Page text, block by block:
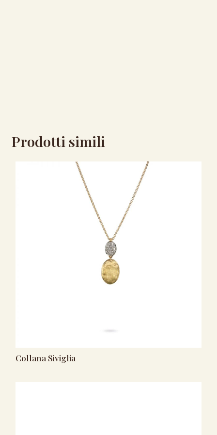
Prodotti simili
Collana Siviglia